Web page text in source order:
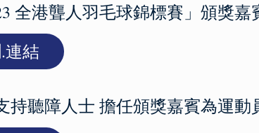
全港聾人羽毛球錦標賽」頒獎
連結
持聽障人士 擔任頒獎嘉賓為運動